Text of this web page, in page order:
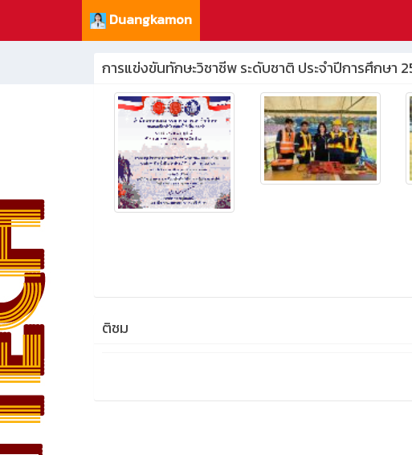
Duangkamon
การแข่งขันทักษะวิชาชีพ ระดับชาติ ประจำปีการศึกษา
ติชม